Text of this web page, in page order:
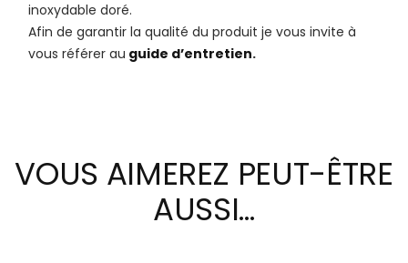
inoxydable doré.
Afin de garantir la qualité du produit je vous invite à
vous référer au guide d’entretien.
VOUS AIMEREZ PEUT-ÊTRE
AUSSI…